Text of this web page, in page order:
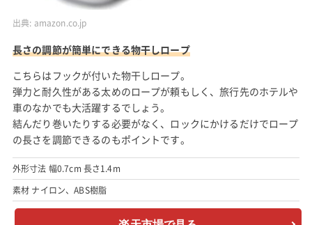
出典: amazon.co.jp
長さの調節が簡単にできる物干しロープ
こちらはフックが付いた物干しロープ。
弾力と耐久性がある太めのロープが頼もしく、旅行先のホテルや
車のなかでも大活躍するでしょう。
結んだり巻いたりする必要がなく、ロックにかけるだけでロープ
の長さを調節できるのもポイントです。
外形寸法 幅0.7cm 長さ1.4m
素材 ナイロン、ABS樹脂